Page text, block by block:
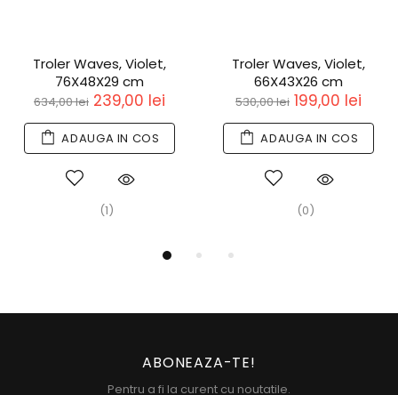
Troler Waves, Violet,
76X48X29 cm
634,00 lei 239,00 lei
ADAUGA IN COS
(1)
Troler Waves, Violet,
66X43X26 cm
530,00 lei 199,00 lei
ADAUGA IN COS
(0)
ABONEAZA-TE!
Pentru a fi la curent cu noutatile.